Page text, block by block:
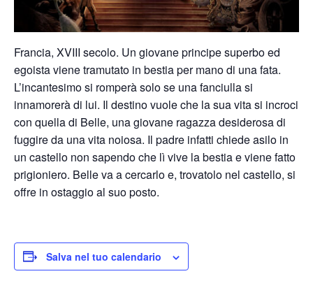
Francia, XVIII secolo. Un giovane principe superbo ed
egoista viene tramutato in bestia per mano di una fata.
L’incantesimo si romperà solo se una fanciulla si
innamorerà di lui. Il destino vuole che la sua vita si incroci
con quella di Belle, una giovane ragazza desiderosa di
fuggire da una vita noiosa. Il padre infatti chiede asilo in
un castello non sapendo che lì vive la bestia e viene fatto
prigioniero. Belle va a cercarlo e, trovatolo nel castello, si
offre in ostaggio al suo posto.
Salva nel tuo calendario